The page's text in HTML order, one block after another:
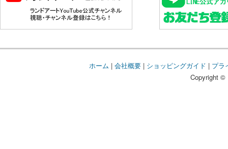
ホーム | 会社概要| ショッピングガイド | プラ
Copyright ©